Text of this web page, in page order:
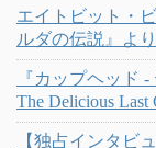
エイトビット・
ルダの伝説』よ
『カップヘッド
The Delicious
【独占インタビ